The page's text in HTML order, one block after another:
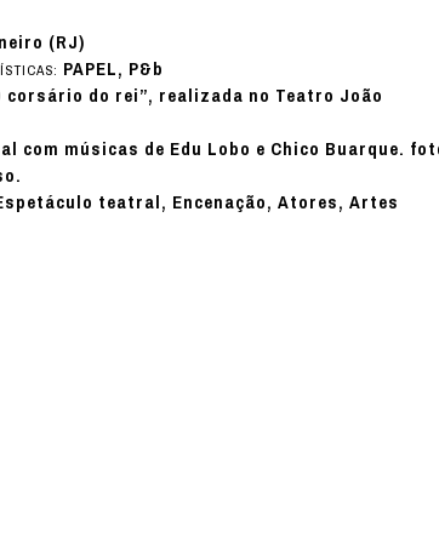
(RJ)
PAPEL, P&b
corsário do rei”, realizada no Teatro João
com músicas de Edu Lobo e Chico Buarque.
teatral, Encenação, Atores, Artes